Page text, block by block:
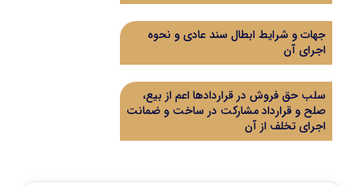
جهات و شرایط ابطال سند عادی و نحوه
اجرای آن
سلب حق فروش در قراردادها اعم از بیع،
صلح و قرارداد مشارکت در ساخت و ضمانت
اجرای تخلف از آن